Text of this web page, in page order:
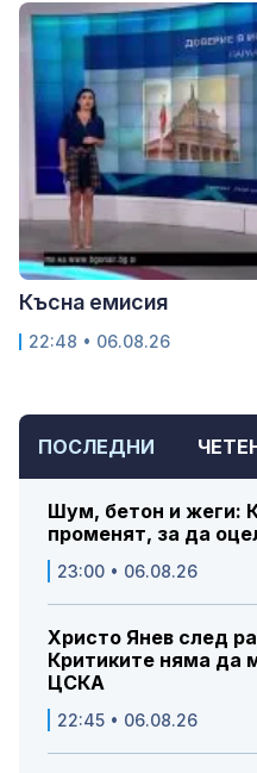
ПОСЛЕДНИ
Шум, бетон и жеги:
променят, за да
23:00 • 06.08.26
Христо Янев след
Критиките няма да
ЦСКА
22:45 • 06.08.26
Късна емисия
22:48 • 06.08.26